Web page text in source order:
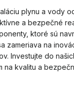
plynu a vody
a bezpečné
ktoré sú
zameriava na
Investujte do
na kvalitu a